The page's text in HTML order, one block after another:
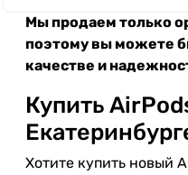
Мы продаем только
поэтому вы можете
качестве и
Купить
Хотите купить новый